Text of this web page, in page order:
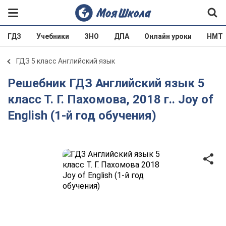
ГДЗ Учебники ЗНО ДПА Онлайн уроки НМТ
ГДЗ 5 класс Английский язык
Решебник ГДЗ Английский язык 5
класс Т. Г. Пахомова, 2018 г.. Joy of
English (1-й год обучения)